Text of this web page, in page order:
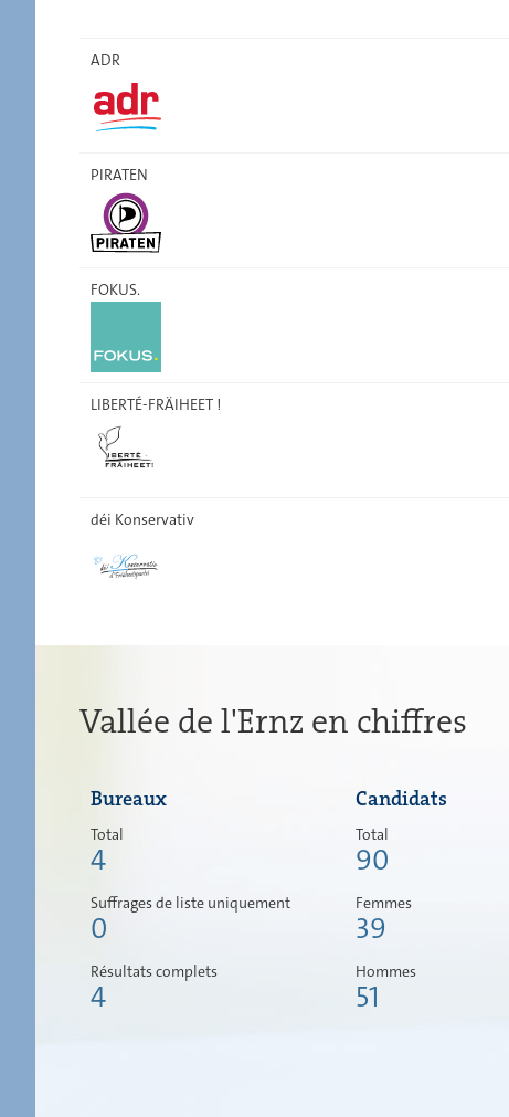
ADR
PIRATEN
FOKUS.
LIBERTÉ-FRÄIHEET !
déi Konservativ
Vallée de l'Ernz en chiffres
Bureaux
Total
4
Suffrages de liste uniquement
0
Résultats complets
4
Candidats
Total
90
Femmes
39
Hommes
51